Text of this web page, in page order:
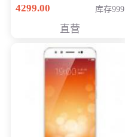
薄学生办公游戏独显笔
NV930-2G独
4299.00 库存999
直营